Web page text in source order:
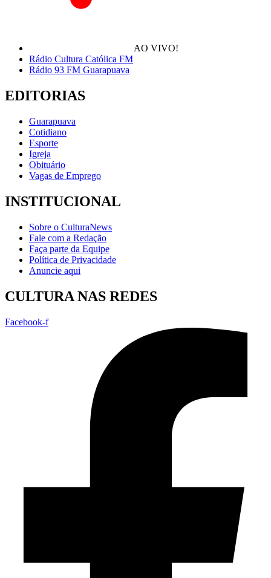
AO VIVO!
Rádio Cultura Católica FM
Rádio 93 FM Guarapuava
EDITORIAS
Guarapuava
Cotidiano
Esporte
Igreja
Obituário
Vagas de Emprego
INSTITUCIONAL
Sobre o CulturaNews
Fale com a Redação
Faça parte da Equipe
Política de Privacidade
Anuncie aqui
CULTURA NAS REDES
Facebook-f